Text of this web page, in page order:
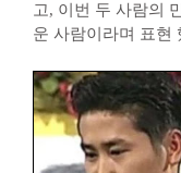
고, 이번 두 사람의
운 사람이라며 표현